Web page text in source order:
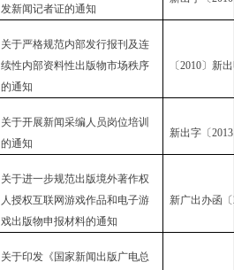
发新闻记者证的通知
关于严格规范内部发行报刊及连
续性内部资料性出版物市场秩序
的通知
〔2010〕新
关于开展新闻采编人员岗位培训
的通知
新出字〔
关于进一步规范出版境外著作权
人授权互联网游戏作品和电子游
戏出版物申报材料的通知
新广出办函
关于印发《国家新闻出版广电总